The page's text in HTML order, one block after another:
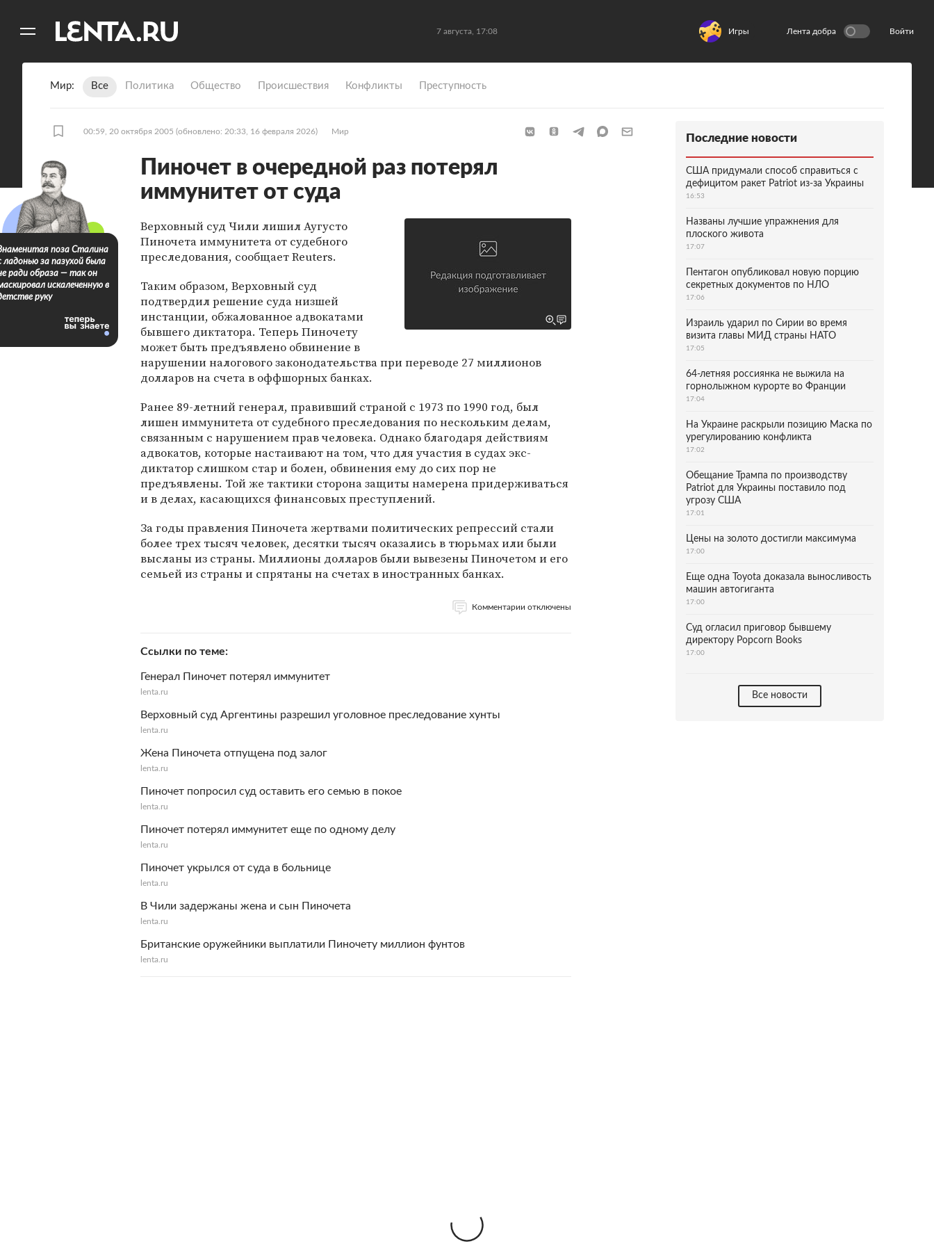
7 августа, 17:08 Игры Лента добра Войти
Мир Все Политика Общество Происшествия Конфликты Преступность
00:59, 20 октября 2005 (обновлено: 20:33, 16 февраля 2026) Мир
Пиночет в очередной раз потерял
иммунитет от суда
Верховный суд Чили лишил Аугусто
Пиночета иммунитета от судебного
преследования, сообщает Reuters.
Таким образом, Верховный суд
подтвердил решение суда низшей
инстанции, обжалованное адвокатами
бывшего диктатора. Теперь Пиночету
может быть предъявлено обвинение в
нарушении налогового законодательства при переводе 27 миллионов
долларов на счета в оффшорных банках.
Ранее 89-летний генерал, правивший страной с 1973 по 1990 год, был
лишен иммунитета от судебного преследования по нескольким делам,
связанным с нарушением прав человека. Однако благодаря действиям
адвокатов, которые настаивают на том, что для участия в судах экс-
диктатор слишком стар и болен, обвинения ему до сих пор не
предъявлены. Той же тактики сторона защиты намерена придерживаться
и в делах, касающихся финансовых преступлений.
За годы правления Пиночета жертвами политических репрессий стали
более трех тысяч человек, десятки тысяч оказались в тюрьмах или были
высланы из страны. Миллионы долларов были вывезены Пиночетом и его
семьей из страны и спрятаны на счетах в иностранных банках.
Комментарии отключены
Ссылки по теме
Генерал Пиночет потерял иммунитет
lenta.ru
Верховный суд Аргентины разрешил уголовное преследование хунты
lenta.ru
Жена Пиночета отпущена под залог
lenta.ru
Пиночет попросил суд оставить его семью в покое
lenta.ru
Пиночет потерял иммунитет еще по одному делу
lenta.ru
Пиночет укрылся от суда в больнице
lenta.ru
В Чили задержаны жена и сын Пиночета
lenta.ru
Британские оружейники выплатили Пиночету миллион фунтов
lenta.ru
поза Сталина
ладонью за пазухой была
ради образа — так он
искалеченную в
руку
Последние новости
США придумали способ справиться с
дефицитом ракет Patriot из-за Украины
16:53
Названы лучшие упражнения для
плоского живота
17:07
Пентагон опубликовал новую порцию
секретных документов по НЛО
17:06
Израиль ударил по Сирии во время
визита главы МИД страны НАТО
17:05
64-летняя россиянка не выжила на
горнолыжном курорте во Франции
17:04
На Украине раскрыли позицию Маска по
урегулированию конфликта
17:02
Обещание Трампа по производству
Patriot для Украины поставило под
угрозу США
17:01
Цены на золото достигли максимума
17:00
Еще одна Toyota доказала выносливость
машин автогиганта
17:00
Суд огласил приговор бывшему
директору Popcorn Books
17:00
Все новости